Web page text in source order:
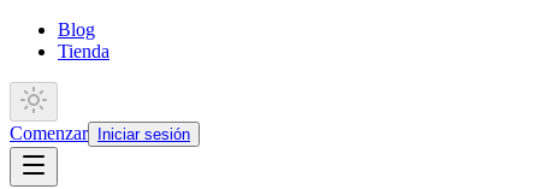
Blog
Tienda
Comenzar Iniciar sesión